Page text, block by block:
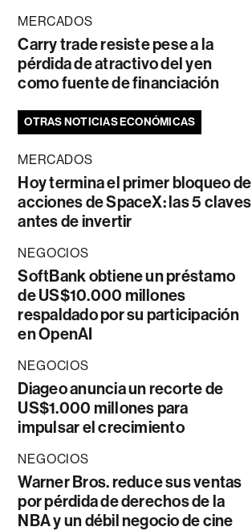
MERCADOS
Carry trade resiste pese a la
pérdida de atractivo del yen
como fuente de financiación
OTRAS NOTICIAS ECONÓMICAS
MERCADOS
Hoy termina el primer bloqueo de
acciones de SpaceX: las 5 claves
antes de invertir
NEGOCIOS
SoftBank obtiene un préstamo
de US$10.000 millones
respaldado por su participación
en OpenAI
NEGOCIOS
Diageo anuncia un recorte de
US$1.000 millones para
impulsar el crecimiento
NEGOCIOS
Warner Bros. reduce sus ventas
por pérdida de derechos de la
NBA y un débil negocio de cine